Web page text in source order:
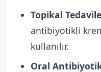
Topikal
antibiyotikli
kullanılır.
Oral